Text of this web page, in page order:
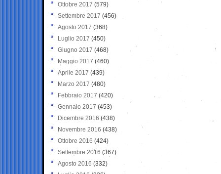
Ottobre 2017 (579)
Settembre 2017 (456)
Agosto 2017 (368)
Luglio 2017 (450)
Giugno 2017 (468)
Maggio 2017 (460)
Aprile 2017 (439)
Marzo 2017 (480)
Febbraio 2017 (420)
Gennaio 2017 (453)
Dicembre 2016 (438)
Novembre 2016 (438)
Ottobre 2016 (424)
Settembre 2016 (367)
Agosto 2016 (332)